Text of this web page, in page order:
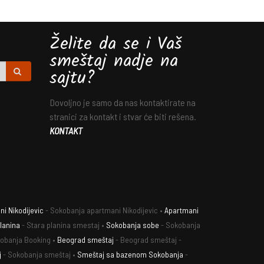
Želite da se i Vaš
smeštaj nadje na
sajtu?
Dovoljno je samo da nas kontaktirate na
stranici za kontakt i stvar će biti rešena.
KONTAKT
Nikodijevic - Sokobanja apartmani Nikodijevic • Apartmani
- Stara planina smestaj • Sokobanja sobe - Sokobanja
Booking • Beograd smeštaj - Beograd smeštaj -
- Sokobanja smeštaj • Smeštaj sa bazenom Sokobanja -